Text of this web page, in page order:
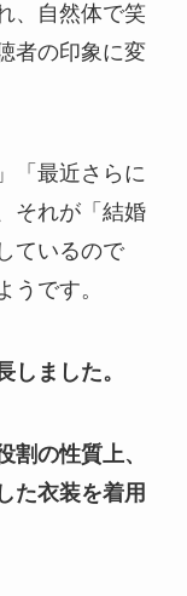
、自然体で笑
者の印象に変
「最近さらに
それが「結婚
ているので
うです。
しました。
割の性質上、
た衣装を着用